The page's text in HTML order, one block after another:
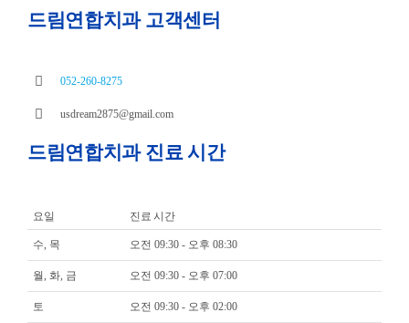
드림연합치과 고객센터
052-260-8275
usdream2875@gmail.com
드림연합치과 진료 시간
요일 진료 시간
수, 목 오전 09:30 - 오후 08:30
월, 화, 금 오전 09:30 - 오후 07:00
토 오전 09:30 - 오후 02:00